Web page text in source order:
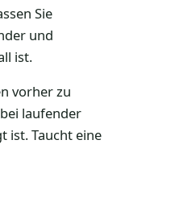
Sie
und
ist.
vorher zu
laufender
ist. Taucht eine